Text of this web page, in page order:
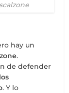
hay un
.
de defender
. Y lo